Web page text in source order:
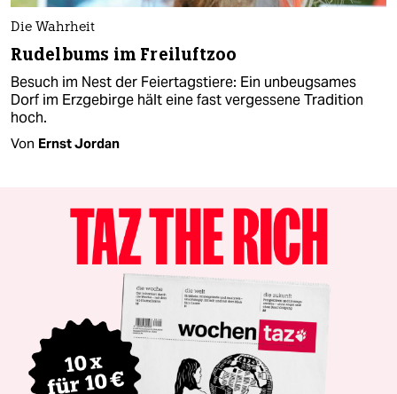
Die Wahrheit
Rudelbums im Freiluftzoo
Besuch im Nest der Feiertagstiere: Ein unbeugsames
Dorf im Erzgebirge hält eine fast vergessene Tradition
hoch.
Von Ernst Jordan